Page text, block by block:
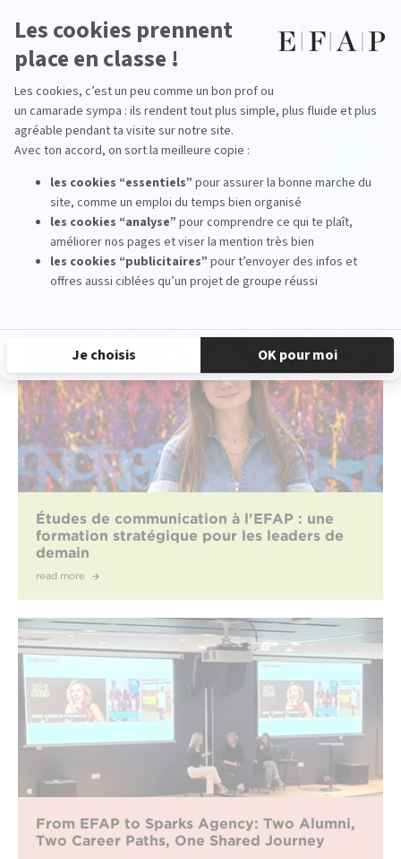
EFAP ⎮ Big Battle 2026 x Parc Astérix
Études de communication à l'EFAP : une
formation stratégique pour les leaders de
demain
read more
From EFAP to Sparks Agency: Two Alumni,
Two Career Paths, One Shared Journey